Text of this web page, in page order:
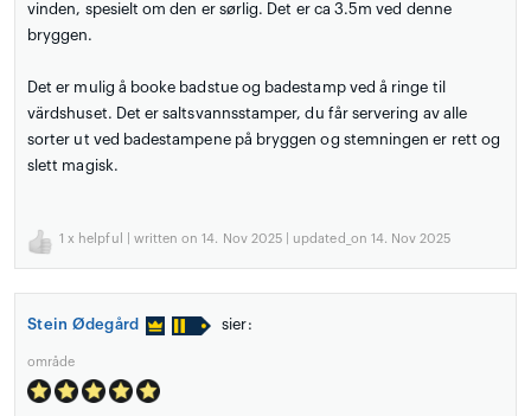
vinden, spesielt om den er sørlig. Det er ca 3.5m ved denne
bryggen.
Det er mulig å booke badstue og badestamp ved å ringe til
värdshuset. Det er saltsvannsstamper, du får servering av alle
sorter ut ved badestampene på bryggen og stemningen er rett og
slett magisk.
1 x helpful | written on 14. Nov 2025 | updated_on 14. Nov 2025
Stein Ødegård sier:
område